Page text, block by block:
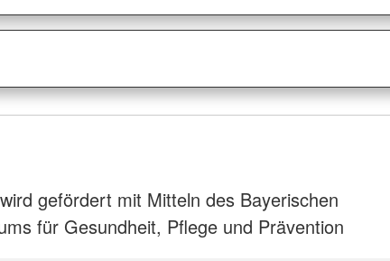
gefördert mit Mitteln des Bayerischen
für Gesundheit, Pflege und Prävention